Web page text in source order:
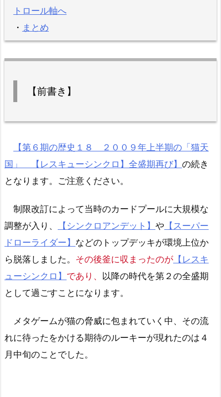
トロール軸へ
・ まとめ
【前書き】
【第６期の歴史１８ ２００９年上半期の「猫天
国」 【レスキューシンクロ】全盛期再び】 の続き
となります。ご注意ください。
制限改訂によって当時のカードプールに大規模な
調整が入り、
【シンクロアンデット】 や 【スーパー
ドローライダー】 などのトップデッキが環境上位か
ら脱落しました。 その後釜に収まったのが 【レスキ
ューシンクロ】 であり、
以降の時代を第２の全盛期
として過ごすことになります。
メタゲームが猫の脅威に包まれていく中、その流
れに待ったをかける期待のルーキーが現れたのは４
月中旬のことでした。